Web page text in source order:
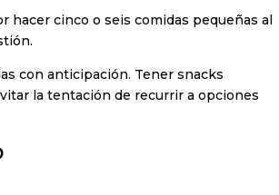
hacer cinco o seis comidas pequeñas al
con anticipación. Tener snacks
la tentación de recurrir a opciones